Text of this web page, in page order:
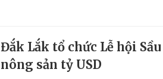
Đắk Lắk tổ chức Lễ hội
nông sản tỷ USD